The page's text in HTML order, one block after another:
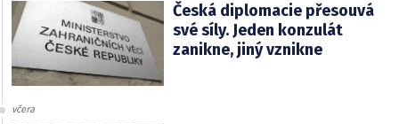
Česká diplomacie přesouvá
své síly. Jeden konzulát
zanikne, jiný vznikne
včera